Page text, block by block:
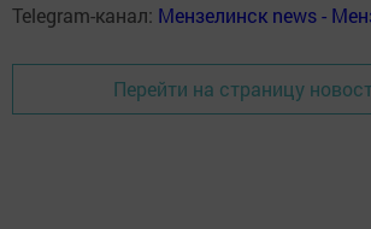
Telegram-канал: Мензелинск news -
Перейти на страницу